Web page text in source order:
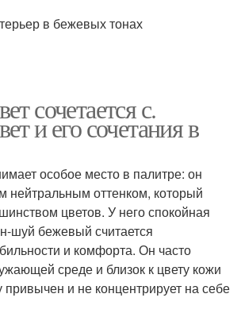
в бежевых тонах
сочетается с.
и его сочетания в
особое место в палитре: он
нейтральным оттенком, который
цветов. У него спокойная
шуй бежевый считается
и комфорта. Он часто
среде и близок к цвету кожи
привычен и не концентрирует на себе